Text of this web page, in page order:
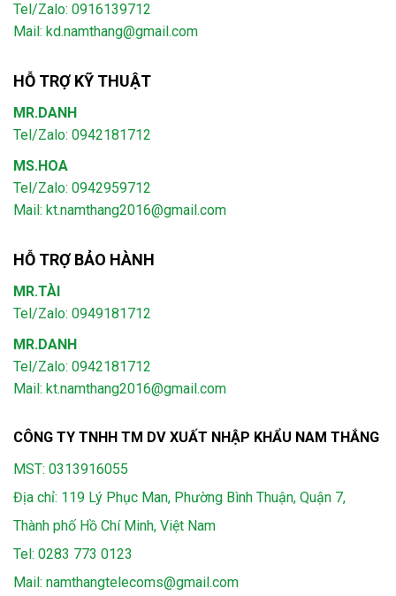
Tel/Zalo: 0916139712
Mail: kd.namthang@gmail.com
HỖ TRỢ KỸ THUẬT
MR.DANH
Tel/Zalo: 0942181712
MS.HOA
Tel/Zalo: 0942959712
Mail: kt.namthang2016@gmail.com
HỖ TRỢ BẢO HÀNH
MR.TÀI
Tel/Zalo: 0949181712
MR.DANH
Tel/Zalo: 0942181712
Mail: kt.namthang2016@gmail.com
CÔNG TY TNHH TM DV XUẤT NHẬP KHẨU NAM THẮNG
MST: 0313916055
Địa chỉ: 119 Lý Phục Man, Phường Bình Thuận, Quận 7,
Thành phố Hồ Chí Minh, Việt Nam
Tel: 0283 773 0123
Mail: namthangtelecoms@gmail.com